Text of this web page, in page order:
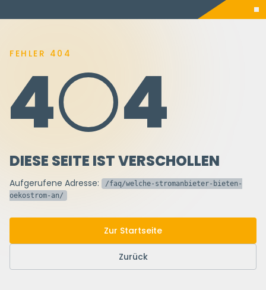
FEHLER 404
4 4
DIESE SEITE IST VERSCHOLLEN
Aufgerufene Adresse:
/faq/welche-stromanbieter-bieten-
oekostrom-an/
Zur Startseite
Zurück